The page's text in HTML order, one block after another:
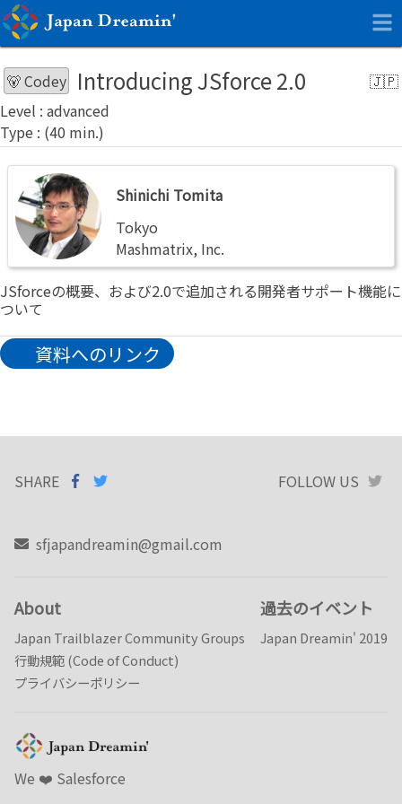
🐻 Codey Introducing JSforce 2.0
advanced
Shinichi
Tomita
Shinichi Tomita
Tokyo
Mashmatrix, Inc.
JSforceの概要、および2.0で追加される開発者サポート機能に
ついて
資料へのリンク
SHARE
SHARE ON
FACEBOOK
FOLLOW US
sfjapandreamin@gmail.com
About
Japan Trailblazer Community Groups
行動規範 (Code of Conduct)
プライバシーポリシー
過去のイベント
Japan Dreamin' 2019
We ❤️️ Salesforce